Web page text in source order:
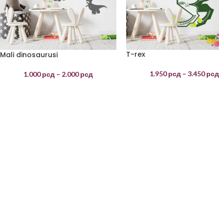
Mali dinosaurusi
1.000рсд – 2.000рсд
T-rex
1.950рсд – 3.450рсд